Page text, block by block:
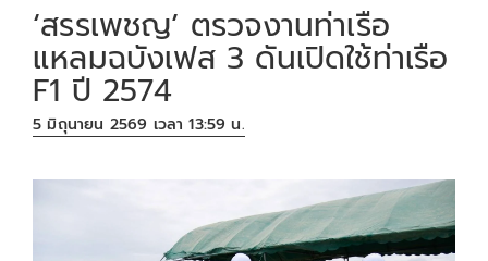
‘สรรเพชญ’ ตรวจงานท่าเรือ
แหลมฉบังเฟส 3 ดันเปิดใช้ท่าเรือ
F1 ปี 2574
5 มิถุนายน 2569 เวลา 13:59 น.